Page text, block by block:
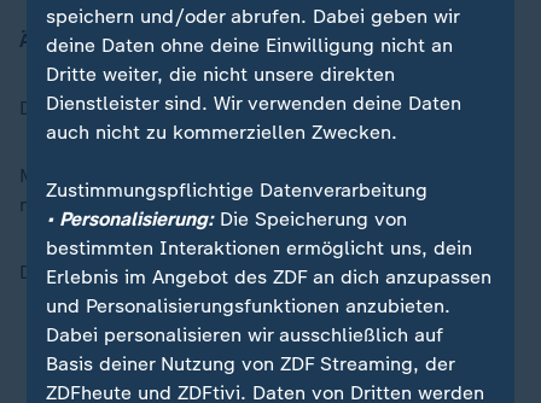
Ärzte denken, es liegt an denGenen.
Das bedeutet: Man kann esvon den Eltern erben
Manche Dinge können die
machen.
Das sind zum Beispiel:
Alkohol
speichern und/oder abrufen. Dabei geben wir
deine Daten ohne deine Einwilligung nicht an
Dritte weiter, die nicht unsere direkten
Dienstleister sind. Wir verwenden deine Daten
auch nicht zu kommerziellen Zwecken.
Zustimmungspflichtige Datenverarbeitung
• Personalisierung:Die Speicherung von
bestimmten Interaktionen ermöglicht uns, dein
Erlebnis im Angebot des ZDF an dich anzupassen
und Personalisierungsfunktionen anzubieten.
Dabei personalisieren wir ausschließlich auf
Basis deiner Nutzung von ZDF Streaming, der
ZDFheute und ZDFtivi. Daten von Dritten werden